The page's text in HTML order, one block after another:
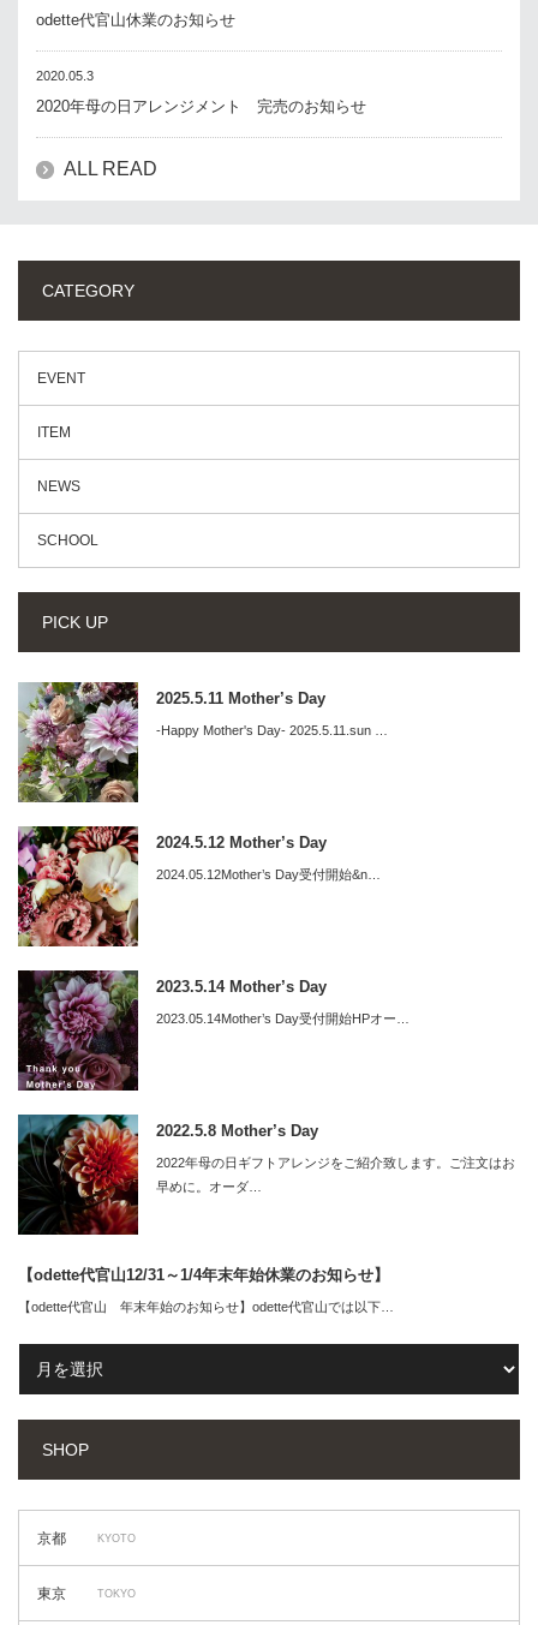
odette代官山休業のお知らせ
2020.05.3
2020年母の日アレンジメント 完売のお知らせ
ALL READ
CATEGORY
EVENT
ITEM
NEWS
SCHOOL
PICK UP
2025.5.11 Mother’s Day
-Happy Mother's Day- 2025.5.11.sun …
2024.5.12 Mother’s Day
2024.05.12Mother’s Day受付開始&n…
2023.5.14 Mother’s Day
2023.05.14Mother’s Day受付開始HPオー…
2022.5.8 Mother’s Day
2022年母の日ギフトアレンジをご紹介致します。ご注文はお
早めに。オーダ…
【odette代官山12/31～1/4年末年始休業のお知らせ】
【odette代官山 年末年始のお知らせ】odette代官山では以下…
SHOP
京都 KYOTO
東京 TOKYO